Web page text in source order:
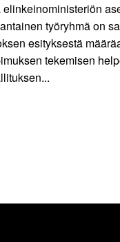
elinkeinoministeriön
työryhmä on
esityksestä
tekemisen